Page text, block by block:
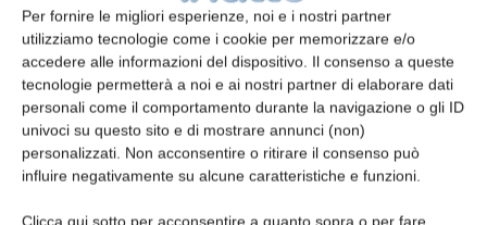
Per fornire le migliori esperienze, noi e i nostri partner
utilizziamo tecnologie come i cookie per memorizzare e/o
accedere alle informazioni del dispositivo. Il consenso a queste
tecnologie permetterà a noi e ai nostri partner di elaborare dati
personali come il comportamento durante la navigazione o gli ID
univoci su questo sito e di mostrare annunci (non)
personalizzati. Non acconsentire o ritirare il consenso può
influire negativamente su alcune caratteristiche e funzioni.
operazioni di voltatura. “Per il futuro stiamo
valutando, insieme a Progema, la possibilità di
automatizzare anche questa fase attraverso
un voltaforme in grado di alleviare il carico di
lavoro manuale nella prima, seconda e terza
giornata di produzione”, conclude Marcello